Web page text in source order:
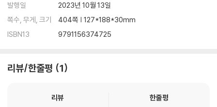
사상자
사철쑥
산딸나무
산초나무
발행일
2023년 10월 13일
쪽수, 무게, 크기
404쪽 | 127*188*30mm
ISBN13
9791156374725
리뷰/한줄평 1
리뷰
한줄평